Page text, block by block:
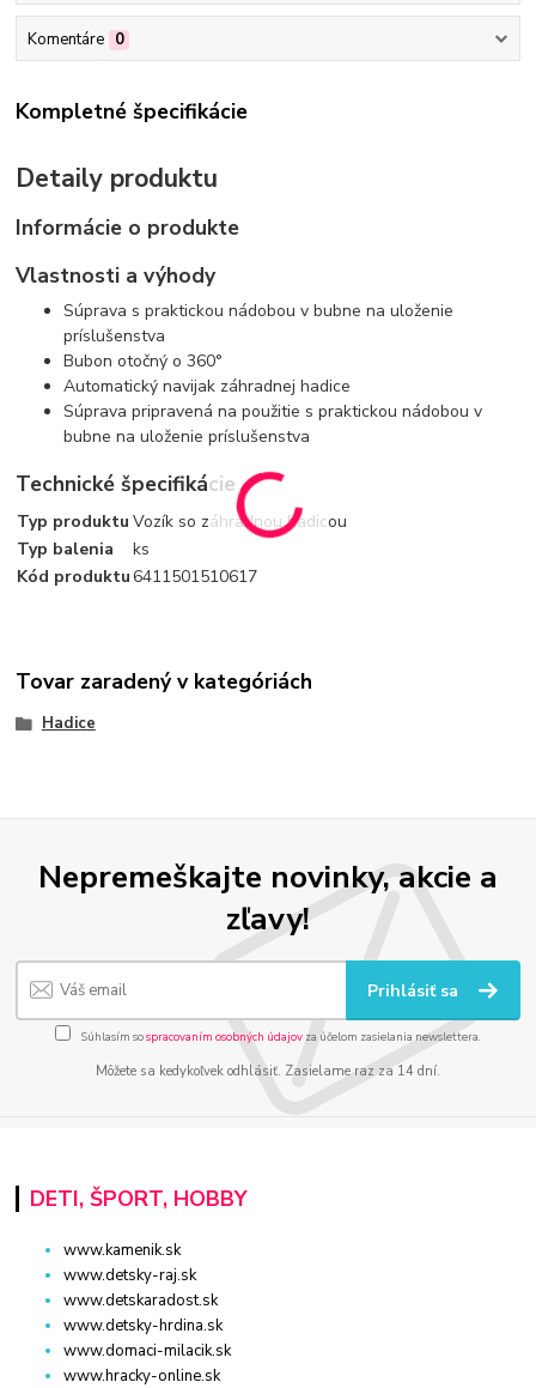
Komentáre 0
Kompletné špecifikácie
Detaily produktu
Informácie o produkte
Vlastnosti a výhody
Súprava s praktickou nádobou v bubne na uloženie
príslušenstva
Bubon otočný o 360°
Automatický navijak záhradnej hadice
Súprava pripravená na použitie s praktickou nádobou v
bubne na uloženie príslušenstva
Technické špecifikácie
Typ produktu Vozík so záhradnou hadicou
Typ balenia
ks
Kód produktu6411501510617
Tovar zaradený v kategóriách
Hadice
Nepremeškajte novinky, akcie a
zľavy!
Prihlásiť sa
Súhlasím sospracovaním osobných údajov za účelom zasielania newslettera.
Môžete sa kedykoľvek odhlásiť. Zasielame raz za 14 dní.
DETI, ŠPORT, HOBBY
www.kamenik.sk
www.detsky-raj.sk
www.detskaradost.sk
www.detsky-hrdina.sk
www.domaci-milacik.sk
www.hracky-online.sk